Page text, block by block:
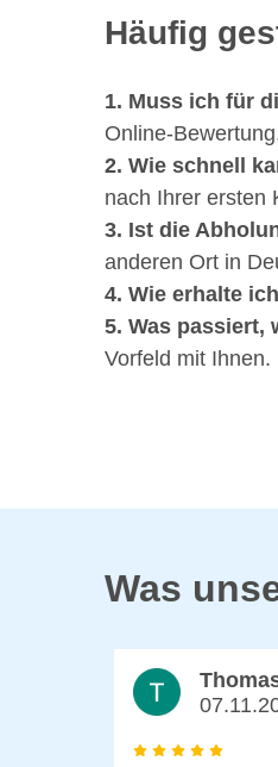
Häufig
1. Muss ich für
Online-
2. Wie schnell
nach Ihrer ersten
3. Ist die
anderen Ort in
4. Wie erhalte
5. Was passiert,
Vorfeld mit Ihnen.
Was